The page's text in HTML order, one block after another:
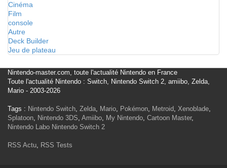
Cinéma
Film
console
Autre
Deck Builder
Jeu de plateau
Nintendo-master.com, toute l'actualité Nintendo en France
Toute l'actualité Nintendo : Switch, Nintendo Switch 2, amiibo, Zelda,
Mario - 2003-2026
Tags : Nintendo Switch, Zelda, Mario, Pokémon, Metroid, Xenoblade,
Splatoon, Nintendo 3DS, Amiibo, My Nintendo, Cartoon Master,
Nintendo Labo Nintendo Switch 2
RSS Actu, RSS Tests